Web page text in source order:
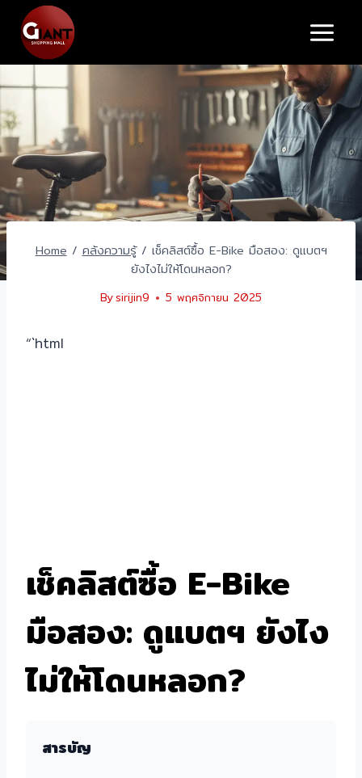
content
Home / คลังความรู้ / เช็คลิสต์ซื้อ E-Bike มือสอง: ดูแบตฯ
ยังไงไม่ให้โดนหลอก?
Bysirijin9 5 พฤศจิกายน 2025
“`html
เช็คลิสต์ซื้อ E-Bike
มือสอง: ดูแบตฯ ยังไง
ไม่ให้โดนหลอก?
สารบัญ